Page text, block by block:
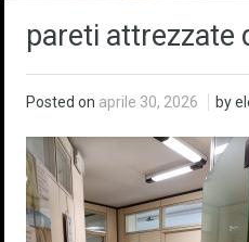
pareti attrezzate
Posted on aprile 30, 2026 by